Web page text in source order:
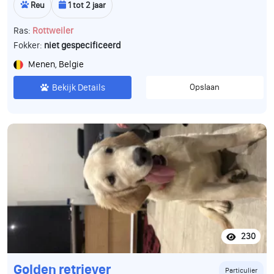
Reu 1 tot 2 jaar
Ras: Rottweiler
Fokker: niet gespecificeerd
Menen, Belgie
Bekijk Details Opslaan
230
Golden retriever Particulier